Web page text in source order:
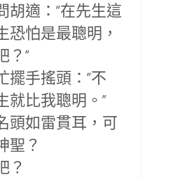
胡適：“在先生這
恐怕是最聰明，
？”
擺手搖頭：“不
就比我聰明。”
頭如雷貫耳，可
聖？
？